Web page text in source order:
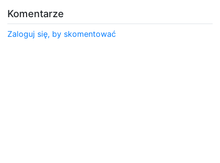
Komentarze
Zaloguj się, by skomentować